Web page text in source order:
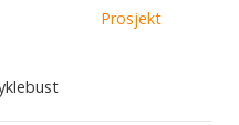
Prosjekt